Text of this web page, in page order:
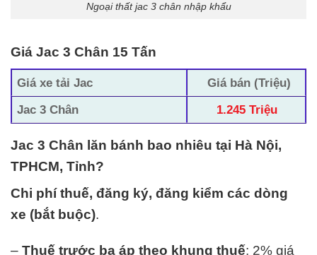
Ngoại thất jac 3 chân nhập khẩu
Giá Jac 3 Chân 15 Tấn
Giá xe tải Jac
Giá bán (Triệu)
Jac 3 Chân
1.245 Triệu
Jac 3 Chân lăn bánh bao nhiêu tại Hà Nội,
TPHCM, Tỉnh?
Chi phí thuế, đăng ký, đăng kiểm các dòng
xe (bắt buộc).
– Thuế trước bạ áp theo khung thuế: 2% giá